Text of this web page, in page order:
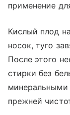
применение
Кислый плод
носок, туго
После этого
стирки без
минеральными
прежней